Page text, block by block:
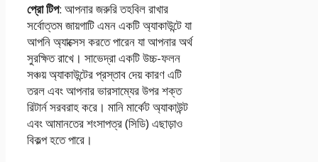
প্রো টিপ: আপনার জরুরি তহবিল রাখার
সর্বোত্তম জায়গাটি এমন একটি অ্যাকাউন্টে যা
আপনি অ্যাক্সেস করতে পারেন যা আপনার অর্থ
সুরক্ষিত রাখে। সাভেদ্রা একটি উচ্চ-ফলন
সঞ্চয় অ্যাকাউন্টের প্রস্তাব দেয় কারণ এটি
তরল এবং আপনার ভারসাম্যের উপর শক্ত
রিটার্ন সরবরাহ করে। মানি মার্কেট অ্যাকাউন্ট
এবং আমানতের শংসাপত্র (সিডি) এছাড়াও
বিকল্প হতে পারে।